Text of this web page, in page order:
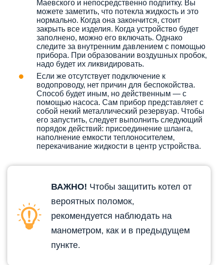
Маевского и непосредственно подпитку. Вы
можете заметить, что потекла жидкость и это
нормально. Когда она закончится, стоит
закрыть все изделия. Когда устройство будет
заполнено, можно его включать. Однако
следите за внутренним давлением с помощью
прибора. При образовании воздушных пробок,
надо будет их ликвидировать.
Если же отсутствует подключение к
водопроводу, нет причин для беспокойства.
Способ будет иным, но действенным — с
помощью насоса. Сам прибор представляет с
собой некий металлический резервуар. Чтобы
его запустить, следует выполнить следующий
порядок действий: присоединение шланга,
наполнение емкости теплоносителем,
перекачивание жидкости в центр устройства.
ВАЖНО! Чтобы защитить котел от
вероятных поломок,
рекомендуется наблюдать на
манометром, как и в предыдущем
пункте.